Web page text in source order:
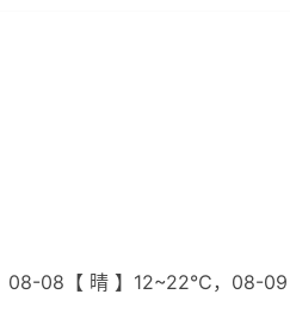
08【 晴 】12~22℃，08-09